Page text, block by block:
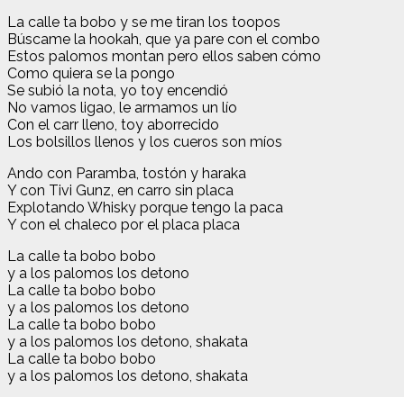
La calle ta bobo y se me tiran los toopos
Búscame la hookah, que ya pare con el combo
Estos palomos montan pero ellos saben cómo
Como quiera se la pongo
Se subió la nota, yo toy encendió
No vamos ligao, le armamos un lío
Con el carr lleno, toy aborrecido
Los bolsillos llenos y los cueros son míos
Ando con Paramba, tostón y haraka
Y con Tivi Gunz, en carro sin placa
Explotando Whisky porque tengo la paca
Y con el chaleco por el placa placa
La calle ta bobo bobo
y a los palomos los detono
La calle ta bobo bobo
y a los palomos los detono
La calle ta bobo bobo
y a los palomos los detono, shakata
La calle ta bobo bobo
y a los palomos los detono, shakata